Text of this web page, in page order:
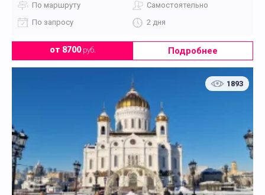
По маршруту
Самостоятельно
По запросу
2 дня
от 8700руб. Подробнее
1893